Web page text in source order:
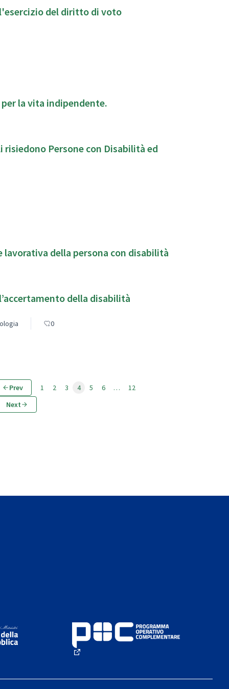
del diritto di voto
la vita indipendente.
Persone con Disabilità ed
lavorativa della persona con disabilità
della disabilità
0
Prev 1 2 3 4 5 6 …
12
Next